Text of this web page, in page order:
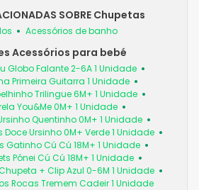
SOBRE Chupetas
Acessórios de banho
Acessórios para bebé
Globo Falante 2-6A 1 Unidade
Primeira Guitarra 1 Unidade
Trilingue 6M+ 1 Unidade
You&Me 0M+ 1 Unidade
Quentinho 0M+ 1 Unidade
Ursinho 0M+ Verde 1 Unidade
Gatinho Cú Cú 18M+ 1 Unidade
Pónei Cú Cú 18M+ 1 Unidade
+ Clip Azul 0-6M 1 Unidade
Rocas Tremem Cadeir 1 Unidade